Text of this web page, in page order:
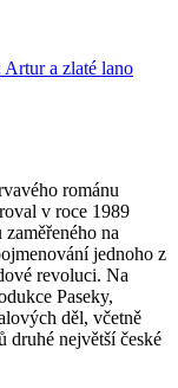
a zlaté lano
románu
v roce 1989
na
jednoho z
revoluci. Na
Paseky,
děl, včetně
druhé největší české